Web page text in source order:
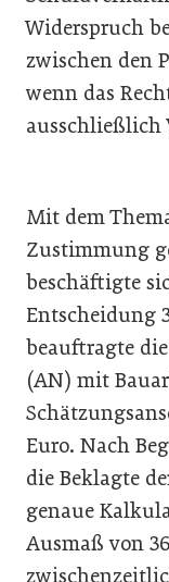
Widerspruch
zwischen den
wenn das
ausschließlich
Mit dem
Zustimmung
beschäftigte
Entscheidung
beauftragte
(AN) mit
Euro. Nach
die Beklagte
genaue
Ausmaß von